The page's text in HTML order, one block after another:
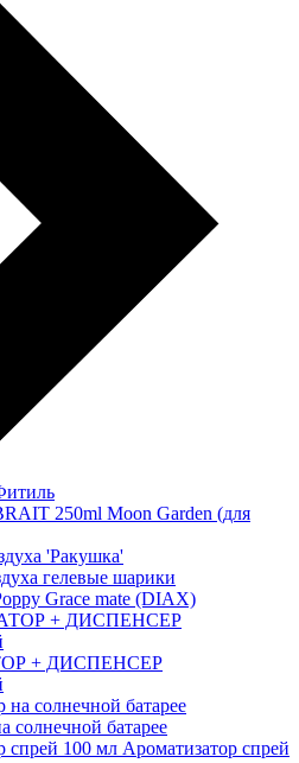
250ml Moon Garden (для
'Ракушка'
гелевые шарики
Grace mate (DIAX)
+ ДИСПЕНСЕР
солнечной батарее
Ароматизатор спрей